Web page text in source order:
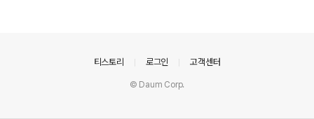
티스토리 로그인 고객센터
© Daum Corp.